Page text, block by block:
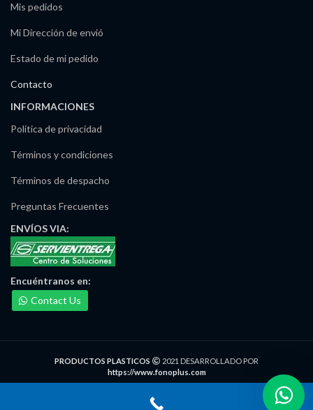
Mis pedidos
Mi Dirección de envió
Estado de mi pedido
Contacto
INFORMACIONES
Política de privacidad
Términos y condiciones
Términos de despacho
Preguntas Frecuentes
ENVÍOSVIA:
Encuéntranos en:
Contact Us
PRODUCTOS PLASTICOS
2021 DESARROLLADO POR
https://www.fonoplus.com
José Noriega